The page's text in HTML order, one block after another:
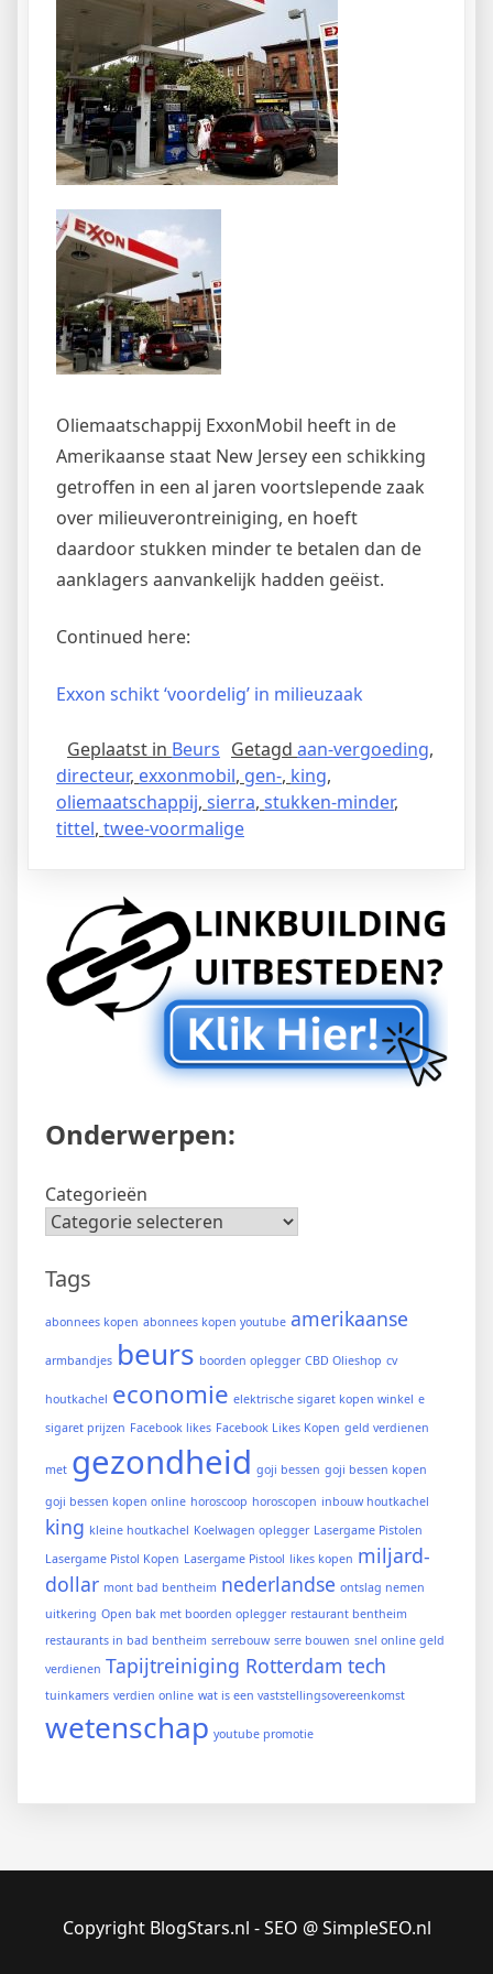
Oliemaatschappij ExxonMobil heeft in de
Amerikaanse staat New Jersey een schikking
getroffen in een al jaren voortslepende zaak
over milieuverontreiniging, en hoeft
daardoor stukken minder te betalen dan de
aanklagers aanvankelijk hadden geëist.
Continued here:
Exxon schikt ‘voordelig’ in milieuzaak
Geplaatst in Beurs Getagd aan-vergoeding,
directeur, exxonmobil, gen-, king,
oliemaatschappij, sierra, stukken-minder,
tittel, twee-voormalige
Onderwerpen:
Categorieën
Tags
abonnees kopen abonnees kopen youtube amerikaanse
armbandjes beurs boorden oplegger CBD Olieshop cv
houtkachel economie elektrische sigaret kopen winkel e
sigaret prijzen Facebook likes Facebook Likes Kopen geld verdienen
met gezondheid goji bessen goji bessen kopen
goji bessen kopen online horoscoop horoscopen inbouw houtkachel
king kleine houtkachel Koelwagen oplegger Lasergame Pistolen
Lasergame Pistol Kopen Lasergame Pistool likes kopen miljard-
dollar mont bad bentheim nederlandse ontslag nemen
uitkering Open bak met boorden oplegger restaurant bentheim
restaurants in bad bentheim serrebouw serre bouwen snel online geld
verdienen Tapijtreiniging Rotterdam tech
tuinkamers verdien online wat is een vaststellingsovereenkomst
wetenschap youtube promotie
Copyright BlogStars.nl - SEO @ SimpleSEO.nl